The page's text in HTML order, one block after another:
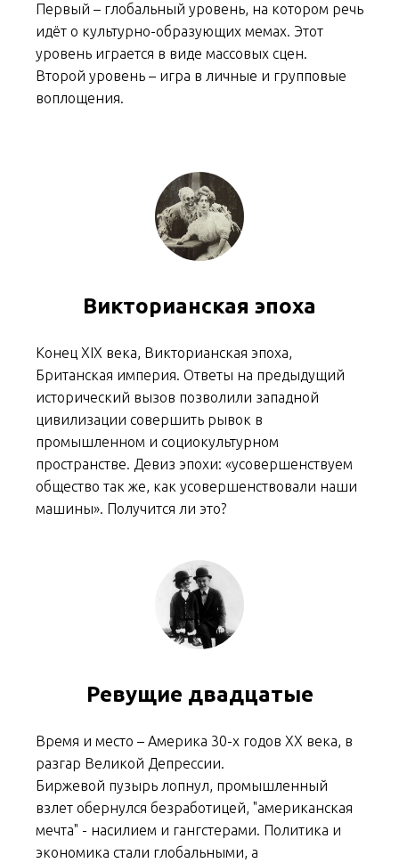
Первый – глобальный уровень, на котором речь
идёт о культурно-образующих мемах. Этот
уровень играется в виде массовых сцен.
Второй уровень – игра в личные и групповые
воплощения.
Викторианская эпоха
Конец XIX века, Викторианская эпоха,
Британская империя. Ответы на предыдущий
исторический вызов позволили западной
цивилизации совершить рывок в
промышленном и социокультурном
пространстве. Девиз эпохи: «усовершенствуем
общество так же, как усовершенствовали наши
машины». Получится ли это?
Ревущие двадцатые
Время и место – Америка 30-х годов XX века, в
разгар Великой Депрессии.
Биржевой пузырь лопнул, промышленный
взлет обернулся безработицей, "американская
мечта" - насилием и гангстерами. Политика и
экономика стали глобальными, а